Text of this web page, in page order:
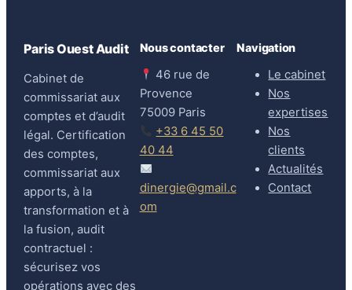
Paris Ouest Audit
Cabinet de
commissariat aux
comptes et d’audit
légal. Certification
des comptes,
commissariat aux
apports, à la
transformation et à
la fusion, audit
contractuel :
sécurisez vos
opérations avec des
Nous contacter
46 rue de
Provence
75009 Paris
+33 6 45 50
40 44
dinergie@gmail.c
om
Navigation
Le cabinet
Nos
expertises
Nos
clients
Actualités
Contact